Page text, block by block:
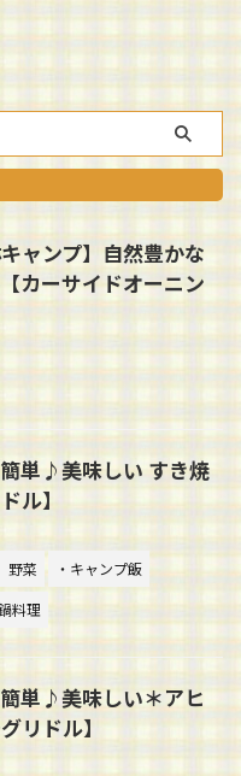
ャンプ】自然豊かな
カーサイドオーニン
簡単♪美味しい すき焼
ル】
野菜
・キャンプ飯
料理
簡単♪美味しい＊アヒ
リドル】